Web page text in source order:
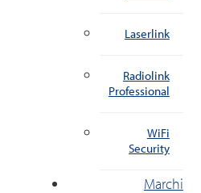
Laserlink
Radiolink
Professional
WiFi
Security
Marchi